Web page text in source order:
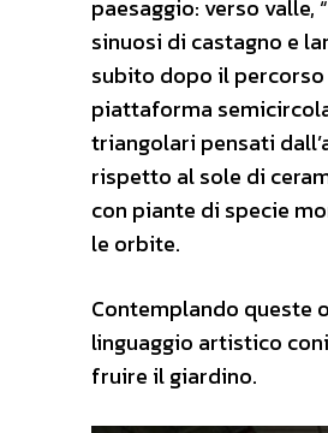
paesaggio: verso valle,
sinuosi di castagno e
subito dopo il percorso
piattaforma
triangolari pensati
rispetto al sole di
con piante di specie
le orbite.
Contemplando queste
linguaggio artistico
fruire il giardino.